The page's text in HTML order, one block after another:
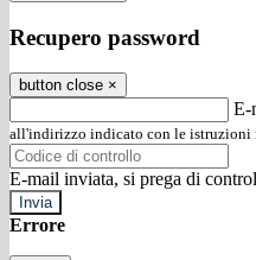
Recupero password
button close ×
E-
all'indirizzo indicato con le istruzioni
E-mail inviata, si prega di
Errore